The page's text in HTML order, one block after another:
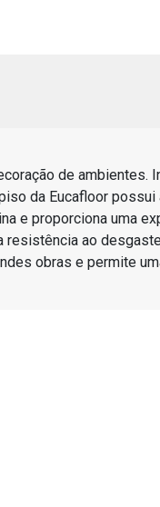
de ambientes.
da Eucafloor
e proporciona uma
resistência ao
obras e permite